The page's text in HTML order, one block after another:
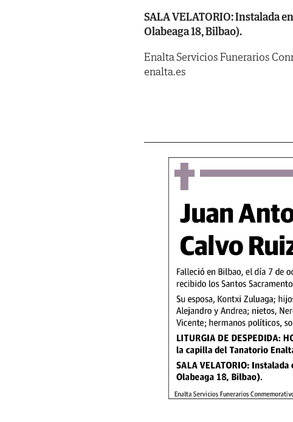
SALA VELATORIO: Instalada
Olabeaga 18, Bilbao).
Enalta Servicios Funerarios
enalta.es